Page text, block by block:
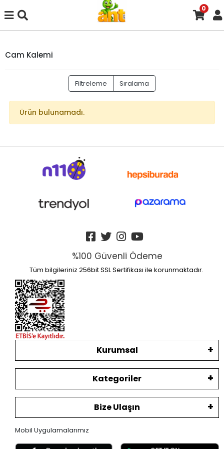
0
Cam Kalemi
Filtreleme Sıralama
Ürün bulunamadı.
%100 Güvenli Ödeme
Tüm bilgileriniz 256bit SSL Sertifikası ile korunmaktadır.
Kurumsal
Kategoriler
Bize Ulaşın
Mobil Uygulamalarımız